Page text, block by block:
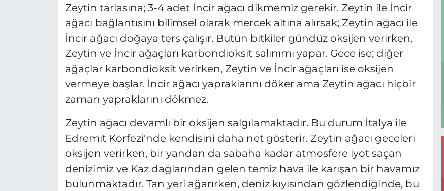
Zeytin tarlasına; 3-4 adet İncir ağacı dikmemiz gerekir. Zeytin ile İncir
ağacı bağlantısını bilimsel olarak mercek altına alırsak; Zeytin ağacı ile
İncir ağacı doğaya ters çalışır. Bütün bitkiler gündüz oksijen verirken,
Zeytin ve İncir ağaçları karbondioksit salınımı yapar. Gece ise; diğer
ağaçlar karbondioksit verirken, Zeytin ve İncir ağaçları ise oksijen
vermeye başlar. İncir ağacı yapraklarını döker ama Zeytin ağacı hiçbir
zaman yapraklarını dökmez.
Zeytin ağacı devamlı bir oksijen salgılamaktadır. Bu durum İtalya ile
Edremit Körfezi'nde kendisini daha net gösterir. Zeytin ağacı geceleri
oksijen verirken, bir yandan da sabaha kadar atmosfere iyot saçan
denizimiz ve Kaz dağlarından gelen temiz hava ile karışan bir havamız
bulunmaktadır. Tan yeri ağarırken, deniz kıyısından gözlendiğinde, bu